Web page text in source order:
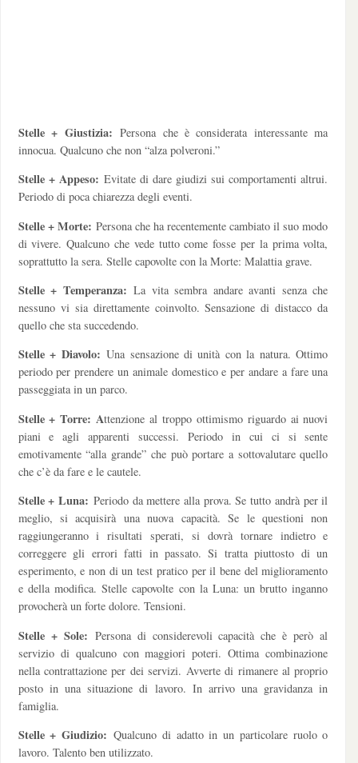
Stelle + Giustizia:Persona che è considerata interessante ma
innocua. Qualcuno che non “alza polveroni.”
Stelle + Appeso: Evitate di dare giudizi sui comportamenti altrui.
Periodo di poca chiarezza degli eventi.
Stelle + Morte: Persona che ha recentemente cambiato il suo modo
di vivere. Qualcuno che vede tutto come fosse per la prima volta,
soprattutto la sera. Stelle capovolte con la Morte: Malattia grave.
Stelle + Temperanza:La vita sembra andare avanti senza che
nessuno vi sia direttamente coinvolto. Sensazione di distacco da
quello che sta succedendo.
Stelle + Diavolo:Una sensazione di unità con la natura. Ottimo
periodo per prendere un animale domestico e per andare a fare una
passeggiata in un parco.
Stelle + Torre: Attenzione al troppo ottimismo riguardo ai nuovi
piani e agli apparenti successi. Periodo in cui ci si sente
emotivamente “alla grande” che può portare a sottovalutare quello
che c’è da fare e le cautele.
Stelle + Luna: Periodo da mettere alla prova. Se tutto andrà per il
meglio, si acquisirà una nuova capacità. Se le questioni non
raggiungeranno i risultati sperati, si dovrà tornare indietro e
correggere gli errori fatti in passato. Si tratta piuttosto di un
esperimento, e non di un test pratico per il bene del miglioramento
e della modifica. Stelle capovolte con la Luna: un brutto inganno
provocherà un forte dolore. Tensioni.
Stelle + Sole: Persona di considerevoli capacità che è però al
servizio di qualcuno con maggiori poteri. Ottima combinazione
nella contrattazione per dei servizi. Avverte di rimanere al proprio
posto in una situazione di lavoro. In arrivo una gravidanza in
famiglia.
Stelle + Giudizio: Qualcuno di adatto in un particolare ruolo o
lavoro. Talento ben utilizzato.